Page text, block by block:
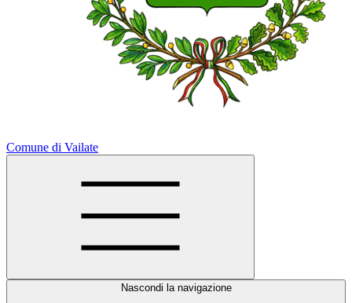
Comune di Vailate
Nascondi la navigazione